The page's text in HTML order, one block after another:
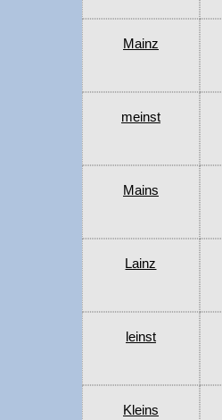
Mainz
meinst
Mains
Lainz
leinst
Kleins